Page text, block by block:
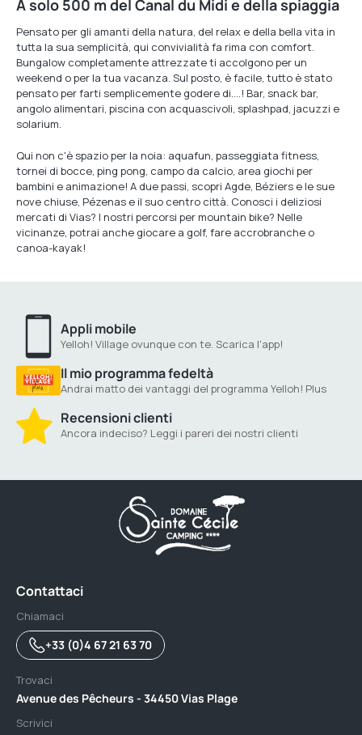
A solo 500 m del Canal du Midi e della spiaggia
Pensato per gli amanti della natura, del relax e della bella vita in
tutta la sua semplicità, qui convivialità fa rima con comfort.
Bungalow completamente attrezzate ti accolgono per un
weekend o per la tua vacanza. Sul posto, è facile, tutto è stato
pensato per farti semplicemente godere di….! Bar, snack bar,
angolo alimentari, piscina con acquascivoli, splashpad, jacuzzi e
solarium.
Qui non c'è spazio per la noia: aquafun, passeggiata fitness,
tornei di bocce, ping pong, campo da calcio, area giochi per
bambini e animazione! A due passi, scopri Agde, Béziers e le sue
nove chiuse, Pézenas e il suo centro città. Conosci i deliziosi
mercati di Vias? I nostri percorsi per mountain bike? Nelle
vicinanze, potrai anche giocare a golf, fare accrobranche o
canoa-kayak!
Appli mobile
Yelloh! Village ovunque con te. Scarica l'app!
Il mio programma fedeltà
Andrai matto dei vantaggi del programma Yelloh! Plus
Recensioni clienti
Ancora indeciso? Leggi i pareri dei nostri clienti
Contattaci
Chiamaci
+33 (0)4 67 21 63 70
Trovaci
Avenue des Pêcheurs - 34450 Vias Plage
Scrivici